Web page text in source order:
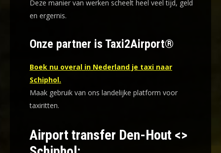
Deze manier van werken scheelt heel veel tijd, geld
en ergernis.
Onze partner is Taxi2Airport®
Boek nu overal in Nederland je taxi naar
Schiphol.
Maak gebruik van ons landelijke platform voor
taxiritten.
Airport transfer Den-Hout <>